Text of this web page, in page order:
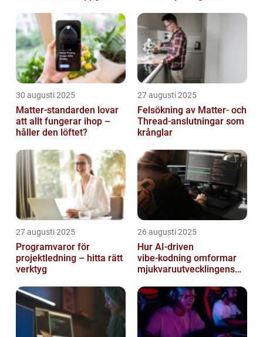
30 augusti 2025
Matter-standarden lovar
att allt fungerar ihop –
håller den löftet?
27 augusti 2025
Felsökning av Matter‑ och
Thread‑anslutningar som
krånglar
27 augusti 2025
Programvaror för
projektledning – hitta rätt
verktyg
26 augusti 2025
Hur AI‑driven
vibe‑kodning omformar
mjukvaruutvecklingens